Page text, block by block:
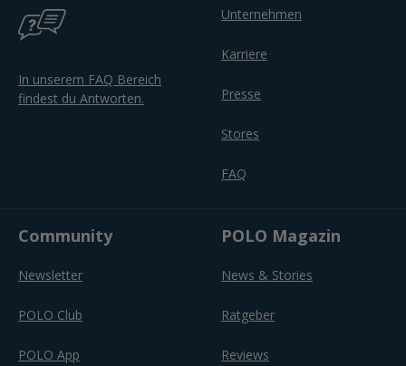
In unserem FAQ Bereich
findest du Antworten.
Unternehmen
Karriere
Presse
Stores
FAQ
Community
Newsletter
POLO Club
POLO App
POLO Magazin
News & Stories
Ratgeber
Reviews